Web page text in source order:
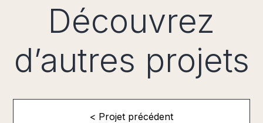
Découvrez
d’autres projets
< Projet précédent